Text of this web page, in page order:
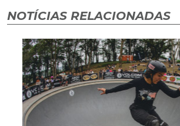
NOTÍCIAS RELACIONADAS